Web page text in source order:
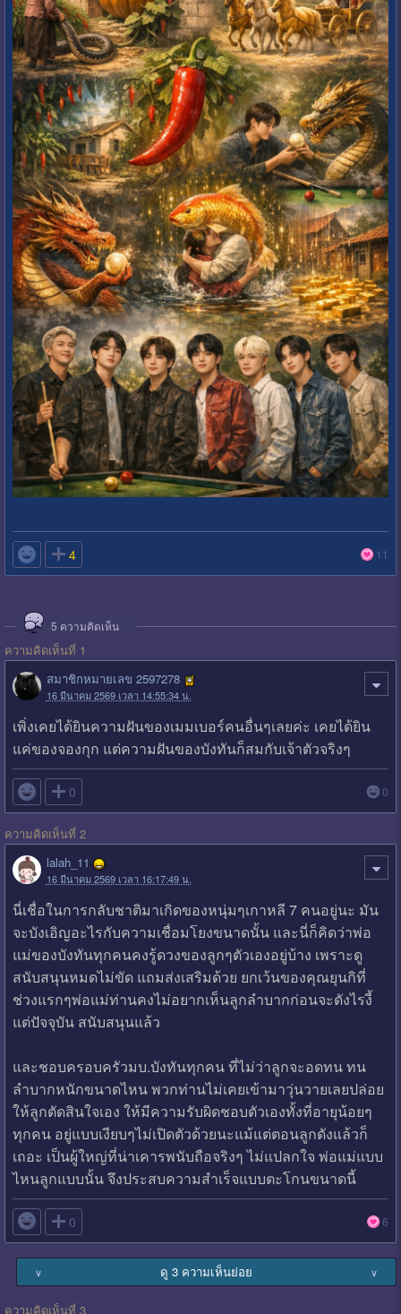
 4 11
5 ความคิดเห็น
ความคิดเห็นที่ 1
สมาชิกหมายเลข 2597278
16 มีนาคม 2569 เวลา 14:55:34 น.
เพิ่งเคยได้ยินความฝันของเมมเบอร์คนอื่นๆเลยค่ะ เคยได้ยิน
แค่ของจองกุก แต่ความฝันของบังทันก็สมกับเจ้าตัวจริงๆ
 0 0
ความคิดเห็นที่ 2
lalah_11
16 มีนาคม 2569 เวลา 16:17:49 น.
นี่เชื่อในการกลับชาติมาเกิดของหนุ่มๆเกาหลี 7 คนอยู่นะ มัน
จะบังเอิญอะไรกับความเชื่อมโยงขนาดนั้น และนี่ก็คิดว่าพ่อ
แม่ของบังทันทุกคนคงรู้ดวงของลูกๆตัวเองอยู่บ้าง เพราะดู
สนับสนุนหมดไม่ขัด แถมส่งเสริมด้วย ยกเว้นของคุณยุนกิที่
ช่วงแรกๆพ่อแม่ท่านคงไม่อยากเห็นลูกลำบากก่อนจะดังไรงี้
แต่ปัจจุบัน สนับสนุนแล้ว
และชอบครอบครัวมบ.บังทันทุกคน ที่ไม่ว่าลูกจะอดทน ทน
ลำบากหนักขนาดไหน พวกท่านไม่เคยเข้ามาวุ่นวายเลยปล่อย
ให้ลูกตัดสินใจเอง ให้มีความรับผิดชอบตัวเองทั้งที่อายุน้อยๆ
ทุกคน อยู่แบบเงียบๆไม่เปิดตัวด้วยนะแม้แต่ตอนลูกดังแล้วก็
เถอะ เป็นผู้ใหญ่ที่น่าเคารพนับถือจริงๆ ไม่แปลกใจ พ่อแม่แบบ
ไหนลูกแบบนั้น จึงประสบความสำเร็จแบบตะโกนขนาดนี้
 0 6
∨ ดู 3 ความเห็นย่อย ∨
ความคิดเห็นที่ 3